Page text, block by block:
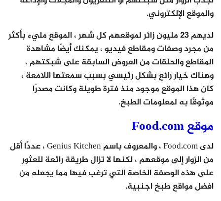
والموقع الإلكتروني.
لديهم 23 مليون زائر لموقعهم كل شهر ، الموقع مليء بأكثر
من مجرد وصفات ومقاطع فيديو ، يمكنك أيضًا مشاهدة
المقاطع والحلقات من العروض السابقة على شبكتهم ،
وهناك خيار رائع بشكل رئيسي بسبب سمعتها اللامعة ،
كان هذا الموقع موجود منذ فترة طويلة وكانت مصدرًا
موثوقًا به لمعلومات الطبخ.
موقع Food.com
لدى Food.com ، والمعروف باسم Genius Kitchen ، عددًا أقل
من الزوار إلى موقعهم ، لكنها لا تزال طريقة رائعة للعثور
على هذه الوصفة الخاصة التي ترغب فيها مما يجعله من
افضل مواقع طبخ اجنبية.